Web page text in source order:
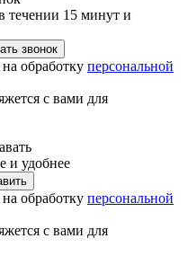
течении 15 минут и
звонок
обработку персональной
с вами для
и удобнее
обработку персональной
с вами для